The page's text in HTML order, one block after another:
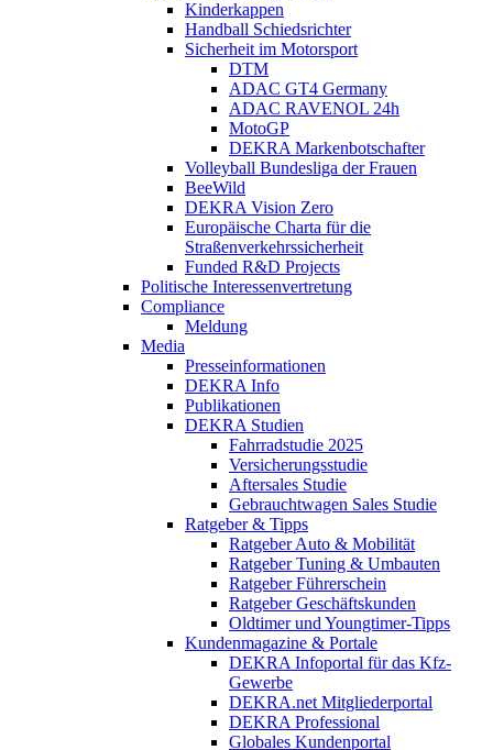
Kinderkappen
Handball Schiedsrichter
Sicherheit im Motorsport
DTM
ADAC GT4 Germany
ADAC RAVENOL 24h
MotoGP
DEKRA Markenbotschafter
Volleyball Bundesliga der Frauen
BeeWild
DEKRA Vision Zero
Europäische Charta für die
Straßenverkehrssicherheit
Funded R&D Projects
Politische Interessenvertretung
Compliance
Meldung
Media
Presseinformationen
DEKRA Info
Publikationen
DEKRA Studien
Fahrradstudie 2025
Versicherungsstudie
Aftersales Studie
Gebrauchtwagen Sales Studie
Ratgeber & Tipps
Ratgeber Auto & Mobilität
Ratgeber Tuning & Umbauten
Ratgeber Führerschein
Ratgeber Geschäftskunden
Oldtimer und Youngtimer-Tipps
Kundenmagazine & Portale
DEKRA Infoportal für das Kfz-
Gewerbe
DEKRA.net Mitgliederportal
DEKRA Professional
Globales Kundenportal